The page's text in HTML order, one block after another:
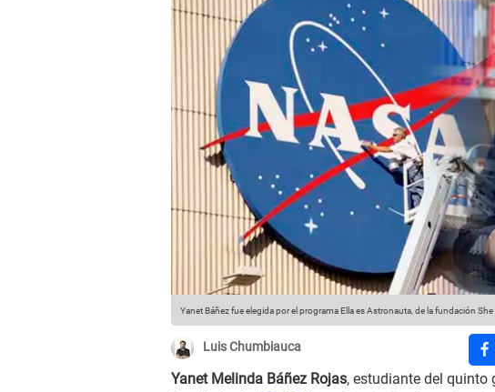
Yanet Báñez fue elegida por el programa Ella es Astronauta, de la fundación She
Luis Chumbiauca
Yanet Melinda Báñez Rojas, estudiante del quinto